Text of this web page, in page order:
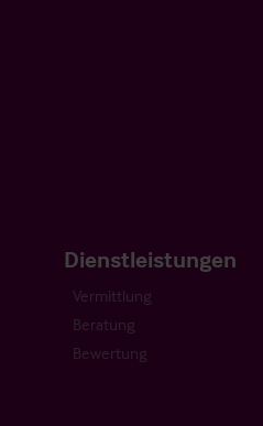
Dienstleistungen
Vermittlung
Beratung
Bewertung